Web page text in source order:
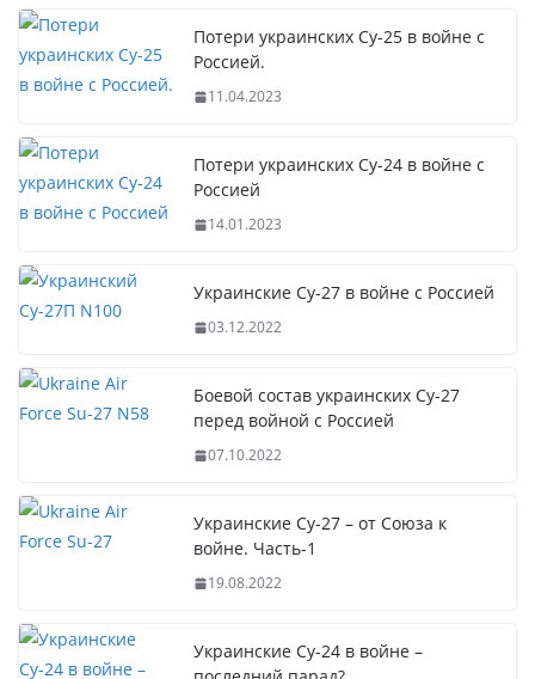
Потери украинских Су-25 в войне с
Россией.
11.04.2023
Потери украинских Су-24 в войне с
Россией
14.01.2023
Украинские Су-27 в войне с Россией
03.12.2022
Боевой состав украинских Су-27
перед войной с Россией
07.10.2022
Украинские Су-27 – от Союза к
войне. Часть-1
19.08.2022
Украинские Су-24 в войне –